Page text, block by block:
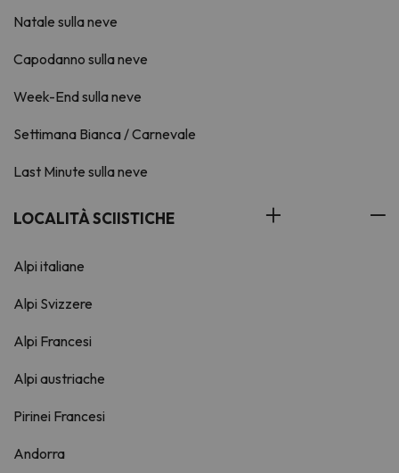
Natale sulla neve
Capodanno sulla neve
Week-End sulla neve
Settimana Bianca / Carnevale
Last Minute sulla neve
LOCALITÀ SCIISTICHE
Alpi italiane
Alpi Svizzere
Alpi Francesi
Alpi austriache
Pirinei Francesi
Andorra